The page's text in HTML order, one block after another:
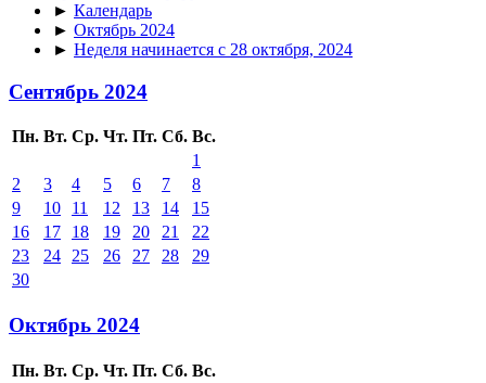
► Календарь
► Октябрь 2024
► Неделя начинается с 28 октября, 2024
Сентябрь 2024
Пн. Вт. Ср. Чт. Пт. Сб. Вс.
1
2
3 4 5 6 7
8
9
10 11 12 13 14
15
16
17 18 19 20 21
22
23
24 25 26 27 28
29
30
Октябрь 2024
Пн. Вт. Ср. Чт. Пт. Сб. Вс.